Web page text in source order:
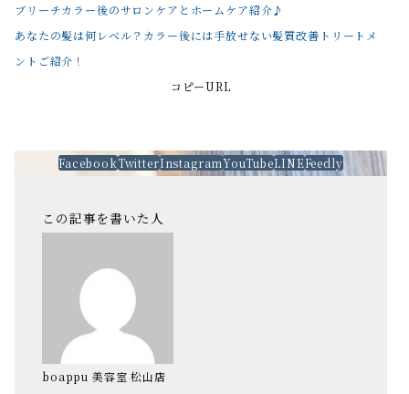
ブリーチカラー後のサロンケアとホームケア紹介♪
あなたの髪は何レベル？カラー後には手放せない髪質改善トリートメ
ントご紹介！
コピーURL
FacebookTwitterInstagramYouTubeLINEFeedly
この記事を書いた人
boappu 美容室 松山店